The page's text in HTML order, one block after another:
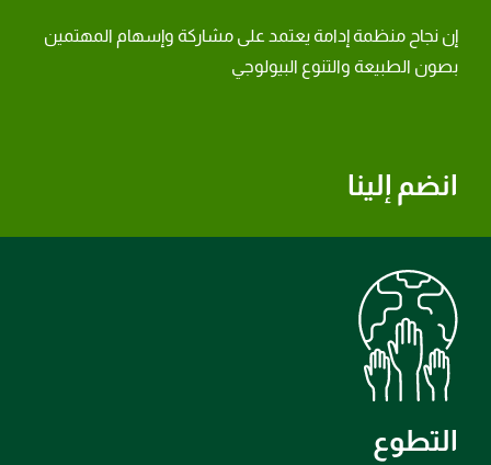
انضم إلينا
إن نجاح منظمة إدامة يعتمد على مشاركة وإسهام المهتمين
بصون الطبيعة والتنوع البيولوجي
التطوع